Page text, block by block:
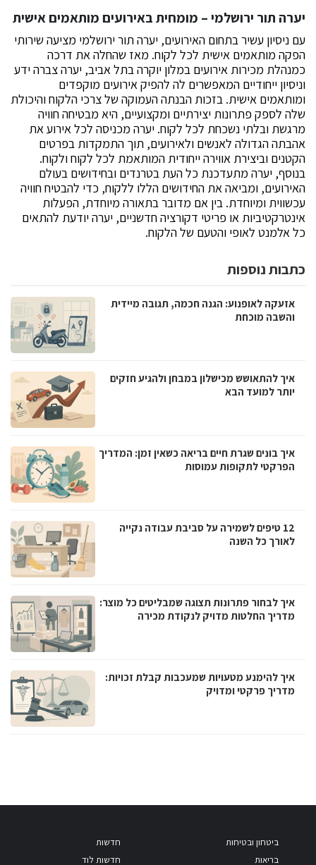
יערה תור ירושלמי – מומחית באירועים מותאמים אישית
עם ניסיון עשיר בתחום האירועים, יערה תור ירושלמי מציעה שירותי
הפקה מותאמים אישית לכל לקוח. מאז שהחלה את דרכה
כמנהלת מכירות אירועים במלון יוקרה בתל אביב, יערה צברה ידע
וניסיון ייחודיים המאפשרים לה להפיק אירועים מוקפדים
ומותאמים אישית. בזכות הבנתה העמוקה של צרכי הלקוח והיכולת
שלה לספק פתרונות יצירתיים ומקצועיים, היא מבטיחה חוויה
מרגשת ובלתי נשכחת לכל לקוח. יערה מכניסה לכל אירוע את
אהבתה הגדולה לאנשים ולאירועים, תוך התמקדות בפרטים
הקטנים וביצירת אווירה ייחודית המותאמת לכל לקוח ולקוח.
בנוסף, יערה מתעדכנת כל העת בטרנדים ובחידושים בעולם
האירועים, ומביאה את החידושים הללו ללקוח, כדי להבטיח חוויה
עכשווית ומיוחדת. בין אם מדובר בתאורה מיוחדת, הפעלות
אינטרקטיביות או פריטי דקורציה חדשניים, יערה יודעת להתאים
כל אלמנט לאופי והטעם של הלקוח.
כתבות נוספות
אזעקה לאופנוע: הגנה חכמה, תגובה מיידית
והשבה מוכחת
איך להתאושש מכישלון במבחן ולהגיע חזקים
יותר למועד הבא
איך בונים שגרת חיים בריאה כשאין זמן: המדריך
הפרקטי לתקופות עמוסות
12 טיפים לשמירה על סביבת עבודה נקייה
לאורך כל השנה
איך לבחור פתרונות תצוגה שמבליטים כל מוצר:
מדריך החלטות מדויק לנקודת מכירה
איך להימנע מטעויות שמעכבות קבלת זכויות:
מדריך פרקטי ומדויק
ביטחון ובטיחות
בריאות
חדשות
חדשות לוד